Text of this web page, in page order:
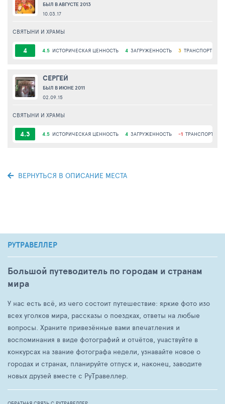
БЫЛ В АВГУСТЕ 2013
10.03.17
СВЯТЫНИ И ХРАМЫ
4 4.5 ИСТОРИЧЕСКАЯ ЦЕННОСТЬ 4 ЗАГРУЖЕННОСТЬ 3 ТРАНСПОРТНАЯ
СЕРГЕЙ
БЫЛ В ИЮНЕ 2011
02.09.15
СВЯТЫНИ И ХРАМЫ
4.3 4.5 ИСТОРИЧЕСКАЯ ЦЕННОСТЬ 4 ЗАГРУЖЕННОСТЬ -1
ВЕРНУТЬСЯ В ОПИСАНИЕ МЕСТА
РУТРАВЕЛЛЕР
Большой путеводитель по городам и странам
мира
У нас есть всё, из чего состоит путешествие: яркие фото изо
всех уголков мира, рассказы о поездках, ответы на любые
вопросы. Храните привезённые вами впечатления и
воспоминания в виде фотографий и отчётов, участвуйте в
конкурсах на звание фотографа недели, узнавайте новое о
городах и странах, планируйте отпуск и, наконец, заводите
новых друзей вместе с РуТравеллер.